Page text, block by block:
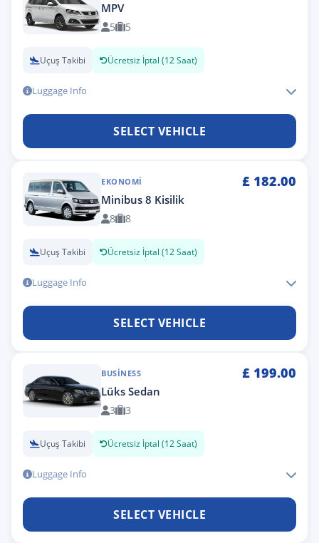
MPV
5 5
Uçuş Takibi Ücretsiz İptal (12 Saat)
Luggage Info
SELECT VEHICLE
EKONOMI £ 182.00
Minibus 8 Kisilik
8 8
Uçuş Takibi Ücretsiz İptal (12 Saat)
Luggage Info
SELECT VEHICLE
BUSINESS £ 199.00
Lüks Sedan
3 3
Uçuş Takibi Ücretsiz İptal (12 Saat)
Luggage Info
SELECT VEHICLE